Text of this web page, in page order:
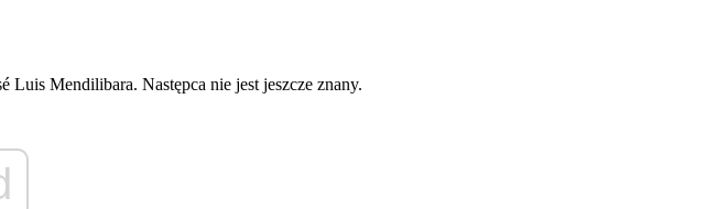
Mendilibara. Następca nie jest jeszcze znany.